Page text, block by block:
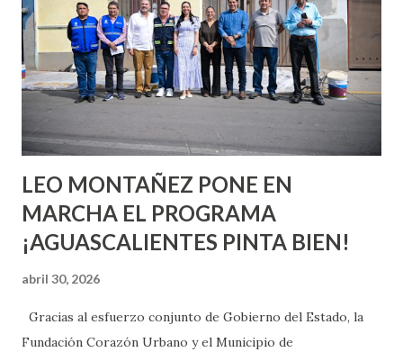
aprender y nuevas experiencias que conocer. Si eres una
chica y aún no has tenido relaciones sexuales, tal vez
pienses que el sexo será increíble y no puedas esperar para
experimentarlo, pero como cualquier persona con
experiencia te dirá, siempre es mejor cuando ambas partes
son suficientemen...
LEO MONTAÑEZ PONE EN
MARCHA EL PROGRAMA
¡AGUASCALIENTES PINTA BIEN!
abril 30, 2026
Gracias al esfuerzo conjunto de Gobierno del Estado, la
Fundación Corazón Urbano y el Municipio de